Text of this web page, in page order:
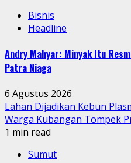
Bisnis
Headline
Andry Mahyar: Minyak Itu
Patra Niaga
6 Agustus 2026
Lahan Dijadikan Kebun
Warga Kubangan Tompek
1 min read
Sumut